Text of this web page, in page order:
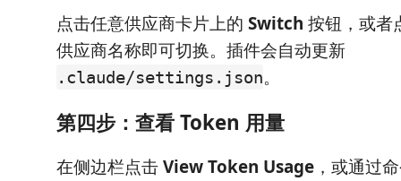
点击任意供应商卡片上的 Switch 按钮，或者
供应商名称即可切换。插件会自动更新
.claude/settings.json。
第四步：查看 Token 用量
在侧边栏点击View Token Usage ，或通过